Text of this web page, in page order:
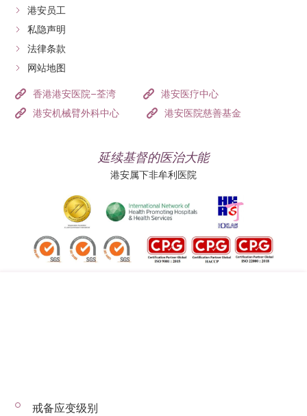
港安员工
私隐声明
法律条款
网站地图
香港港安医院–荃湾
港安医疗中心
港安机械臂外科中心
港安医院慈善基金
延续基督的医治大能
港安属下非牟利医院
戒备应变级别